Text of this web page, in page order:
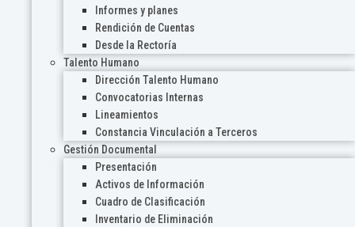
Informes y planes
Rendición de Cuentas
Desde la Rectoría
Talento Humano
Dirección Talento Humano
Convocatorias Internas
Lineamientos
Constancia Vinculación a Terceros
Gestión Documental
Presentación
Activos de Información
Cuadro de Clasificación
Inventario de Eliminación